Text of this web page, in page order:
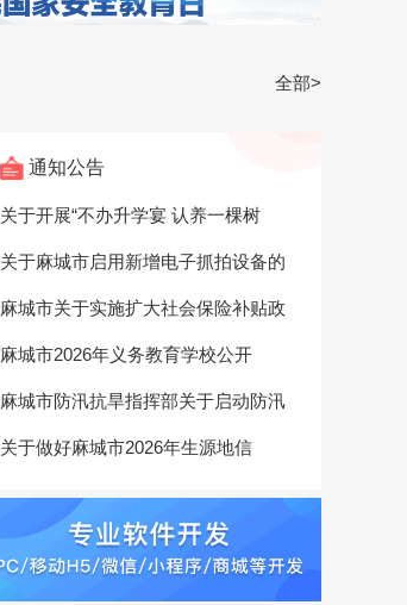
全部>
通知公告
关于开展“不办升学宴 认养一棵树
关于麻城市启用新增电子抓拍设备的
麻城市关于实施扩大社会保险补贴政
麻城市2026年义务教育学校公开
麻城市防汛抗旱指挥部关于启动防汛
关于做好麻城市2026年生源地信